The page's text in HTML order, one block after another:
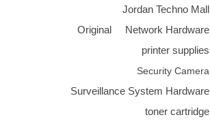
Jordan Techno Mall
Network Hardware
Original
printer supplies
Security Camera
Surveillance System Hardware
toner cartridge